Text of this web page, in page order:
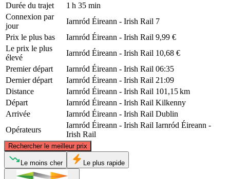
Durée du trajet
1 h 35 min
Connexion par
jour
Iarnród Éireann - Irish Rail 7
Prix ​​le plus bas
Iarnród Éireann - Irish Rail 9,99 €
Le prix le plus
élevé
Iarnród Éireann - Irish Rail 10,68 €
Premier départ
Iarnród Éireann - Irish Rail 06:35
Dernier départ
Iarnród Éireann - Irish Rail 21:09
Distance
Iarnród Éireann - Irish Rail 101,15 km
Départ
Iarnród Éireann - Irish Rail Kilkenny
Arrivée
Iarnród Éireann - Irish Rail Dublin
Opérateurs
Iarnród Éireann - Irish Rail Iarnród Éireann -
Irish Rail
Rechercher le meilleur prix
Le moins cher Le plus rapide